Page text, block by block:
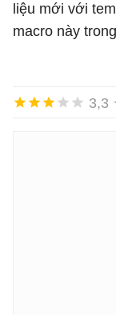
liệu mới với
macro này
3,3